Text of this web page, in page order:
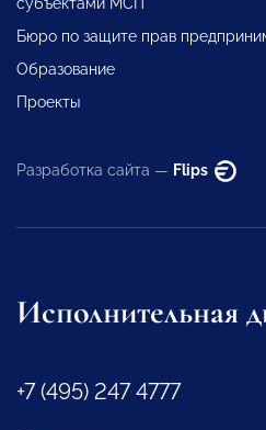
субъектами МСП
Бюро по защите прав
Образование
Проекты
Разработка сайта — Flips
Исполнительная
+7 (495) 247 4777